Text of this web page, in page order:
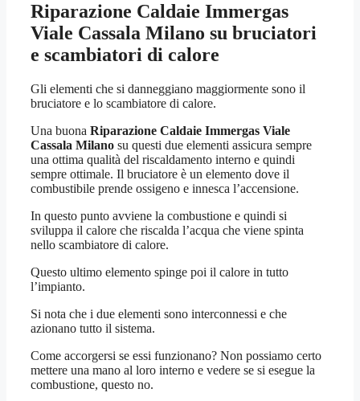
Riparazione Caldaie Immergas
Viale Cassala Milano su bruciatori
e scambiatori di calore
Gli elementi che si danneggiano maggiormente sono il
bruciatore e lo scambiatore di calore.
Una buona Riparazione Caldaie Immergas Viale
Cassala Milano su questi due elementi assicura sempre
una ottima qualità del riscaldamento interno e quindi
sempre ottimale. Il bruciatore è un elemento dove il
combustibile prende ossigeno e innesca l’accensione.
In questo punto avviene la combustione e quindi si
sviluppa il calore che riscalda l’acqua che viene spinta
nello scambiatore di calore.
Questo ultimo elemento spinge poi il calore in tutto
l’impianto.
Si nota che i due elementi sono interconnessi e che
azionano tutto il sistema.
Come accorgersi se essi funzionano? Non possiamo certo
mettere una mano al loro interno e vedere se si esegue la
combustione, questo no.